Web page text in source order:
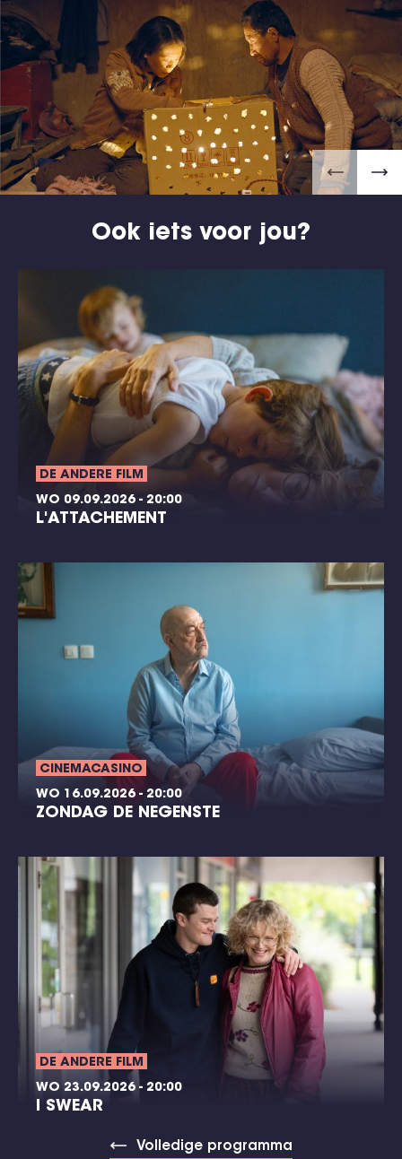
Ook iets voor jou?
DE ANDERE FILM
WO 09.09.2026 - 20:00
L'ATTACHEMENT
CINEMACASINO
WO 16.09.2026 - 20:00
ZONDAG DE NEGENSTE
DE ANDERE FILM
WO 23.09.2026 - 20:00
I SWEAR
Volledige programma